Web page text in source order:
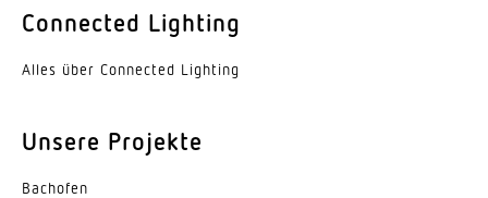
Connected Lighting
Alles über Connected Lighting
Unsere Projekte
Bachofen